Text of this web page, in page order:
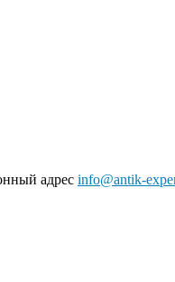
адрес info@antik-